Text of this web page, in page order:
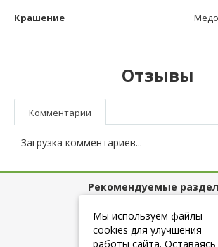
Крашение
Отзывы
Комментарии
Загрузка комментариев...
Рекомендуемые
Полезные ссылки
Мы используем файлы
cookies для улучшения
работы сайта. Оставаясь